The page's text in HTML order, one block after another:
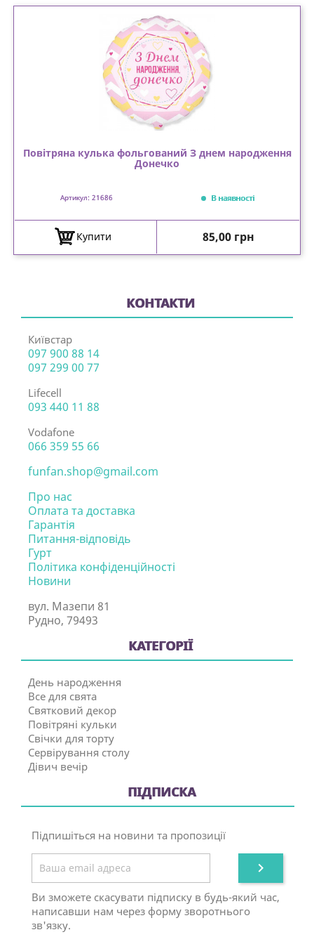
Повітряна кулька фольгований З днем народження
Донечко
Артикул: 21686 В наявності
Купити Ціна
85,00 грн
КОНТАКТИ
Київстар
097 900 88 14
097 299 00 77
Lifecell
093 440 11 88
Vodafone
066 359 55 66
funfan.shop@gmail.com
Про нас
Оплата та доставка
Гарантія
Питання-відповідь
Гурт
Політика конфіденційності
Новини
вул. Мазепи 81
Рудно, 79493
КАТЕГОРІЇ
День народження
Все для свята
Святковий декор
Повітряні кульки
Свічки для торту
Сервірування столу
Дівич вечір
ПІДПИСКА
Підпишіться на новини та пропозиції

Ви зможете скасувати підписку в будь-який час,
написавши нам через форму зворотнього
зв'язку.